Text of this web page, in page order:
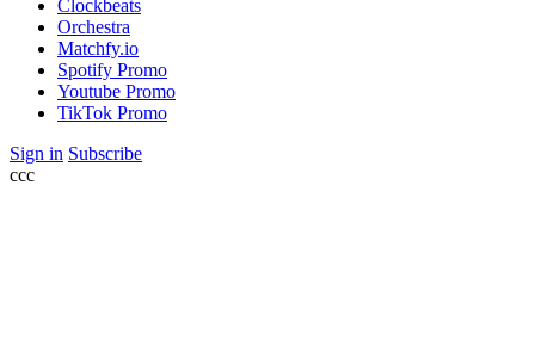
Clockbeats
Orchestra
Matchfy.io
Spotify Promo
Youtube Promo
TikTok Promo
Sign in Subscribe
ссс